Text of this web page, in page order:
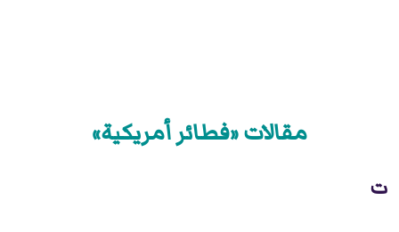
مقالات «فطائر أمريكية»
ت